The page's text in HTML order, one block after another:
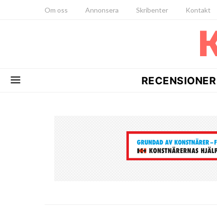
Om oss Annonsera Skribenter Kontakt
RECENSIONER